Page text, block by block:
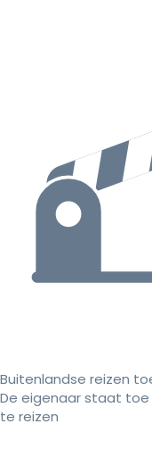
Buitenlandse reizen
De eigenaar staat
te reizen